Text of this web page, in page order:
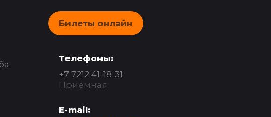
Билеты онлайн
Телефоны:
+7 7212 41-18-31
Приёмная
E-mail: